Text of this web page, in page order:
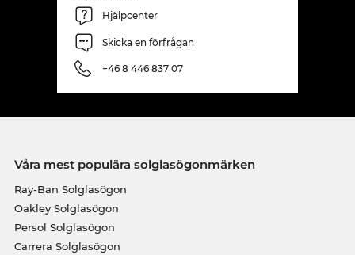
Hjälpcenter
Skicka en förfrågan
+46 8 446 837 07
Våra mest populära solglasögonmärken
Ray-Ban Solglasögon
Oakley Solglasögon
Persol Solglasögon
Carrera Solglasögon